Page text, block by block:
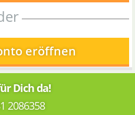
eröffnen
Dich da!
2086358